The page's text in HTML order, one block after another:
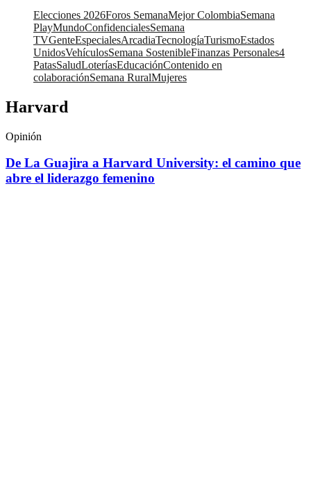
Elecciones 2026Foros SemanaMejor ColombiaSemana
PlayMundoConfidencialesSemana
TVGenteEspecialesArcadiaTecnologíaTurismoEstados
UnidosVehículosSemana SostenibleFinanzas Personales4
PatasSaludLoteríasEducaciónContenido en
colaboraciónSemana RuralMujeres
Harvard
Opinión
De La Guajira a Harvard University: el camino que
abre el liderazgo femenino